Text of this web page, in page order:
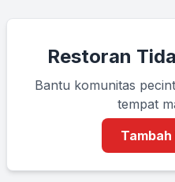
Restoran
Bantu komunitas
tempat